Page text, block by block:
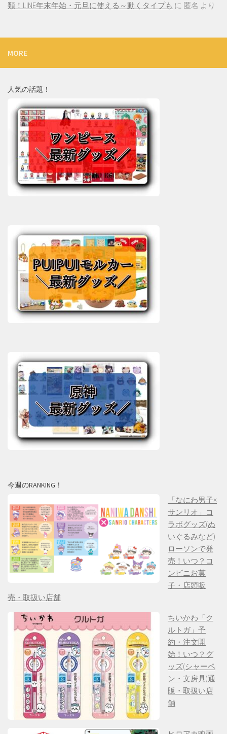
類！LINE年末年始・元旦に使える～動くタイプも に 匿名 より
MORE
人気の話題！
今週のRANKING！
「なにわ男子×
サンリオ」コ
ラボグッズ(ぬ
いぐるみなど)
ローソンで発
売！いつ？コ
ンビニお菓
子・店頭販
売・取扱い店舗
ちいかわ「ク
ルトガ」予
約・注文開
始！いつ？グ
ッズ(シャーペ
ン・文房具)通
販・取扱い店
舗